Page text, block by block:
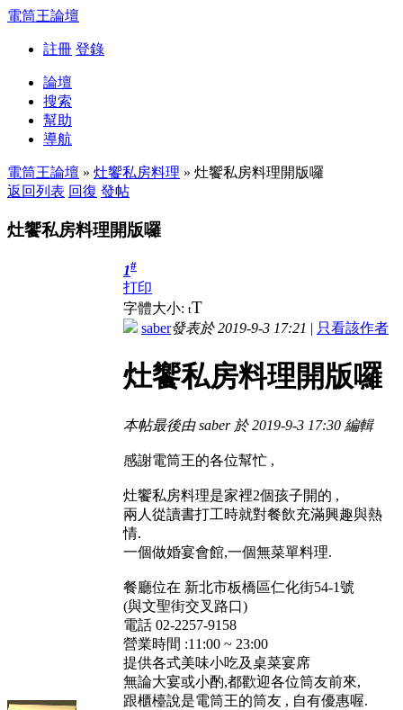
電筒王論壇
註冊 登錄
論壇
搜索
幫助
導航
電筒王論壇 » 灶饗私房料理 » 灶饗私房料理開版囉
返回列表 回復 發帖
灶饗私房料理開版囉
1#
打印
字體大小: tT
saber發表於 2019-9-3 17:21 | 只看該作者
灶饗私房料理開版囉
本帖最後由 saber 於 2019-9-3 17:30 編輯
感謝電筒王的各位幫忙 ,
灶饗私房料理是家裡2個孩子開的 ,
兩人從讀書打工時就對餐飲充滿興趣與熱
情.
一個做婚宴會館,一個無菜單料理.
餐廳位在 新北市板橋區仁化街54-1號
(與文聖街交叉路口)
電話 02-2257-9158
營業時間 :11:00 ~ 23:00
提供各式美味小吃及桌菜宴席
無論大宴或小酌,都歡迎各位筒友前來,
跟櫃檯說是電筒王的筒友 , 自有優惠喔.